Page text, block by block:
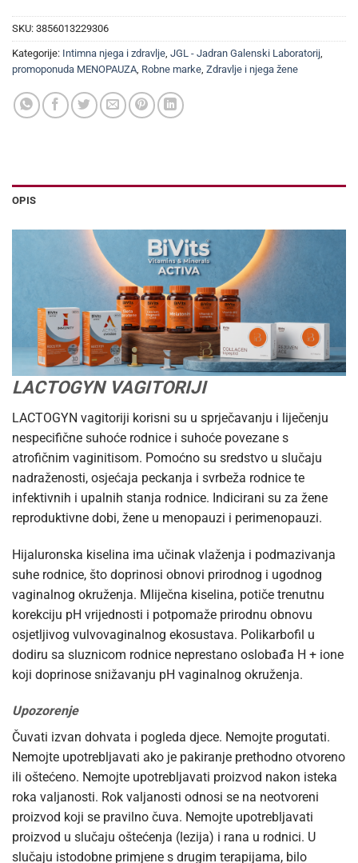
SKU: 3856013229306
Kategorije: Intimna njega i zdravlje JGL - Jadran Galenski Laboratorij
promoponuda MENOPAUZA Robne marke Zdravlje i njega žene
OPIS
LACTOGYN VAGITORIJI
LACTOGYN vagitoriji korisni su u sprječavanju i liječenju
nespecifične suhoće rodnice i suhoće povezane s
atrofičnim vaginitisom. Pomoćno su sredstvo u slučaju
nadraženosti, osjećaja peckanja i svrbeža rodnice te
infektivnih i upalnih stanja rodnice. Indicirani su za žene
reproduktivne dobi, žene u menopauzi i perimenopauzi.
Hijaluronska kiselina ima učinak vlaženja i podmazivanja
suhe rodnice, što doprinosi obnovi prirodnog i ugodnog
vaginalnog okruženja. Mliječna kiselina, potiče trenutnu
korekciju pH vrijednosti i potpomaže prirodnu obnovu
osjetljivog vulvovaginalnog ekosustava. Polikarbofil u
dodiru sa sluznicom rodnice neprestano oslobađa H + ione
koji doprinose snižavanju pH vaginalnog okruženja.
Upozorenje
Čuvati izvan dohvata i pogleda djece. Nemojte progutati.
Nemojte upotrebljavati ako je pakiranje prethodno otvoreno
ili oštećeno. Nemojte upotrebljavati proizvod nakon isteka
roka valjanosti. Rok valjanosti odnosi se na neotvoreni
proizvod koji se pravilno čuva. Nemojte upotrebljavati
proizvod u slučaju oštećenja (lezija) i rana u rodnici. U
slučaju istodobne primjene s drugim terapijama, bilo